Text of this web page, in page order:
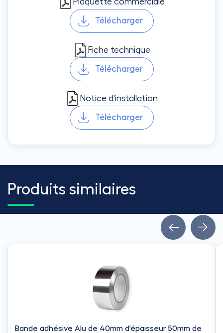
Télécharger
Fiche technique
Télécharger
Notice d'installation
Télécharger
Produits similaires
Bande adhésive Alu de 40mm d'épaisseur 50mm de